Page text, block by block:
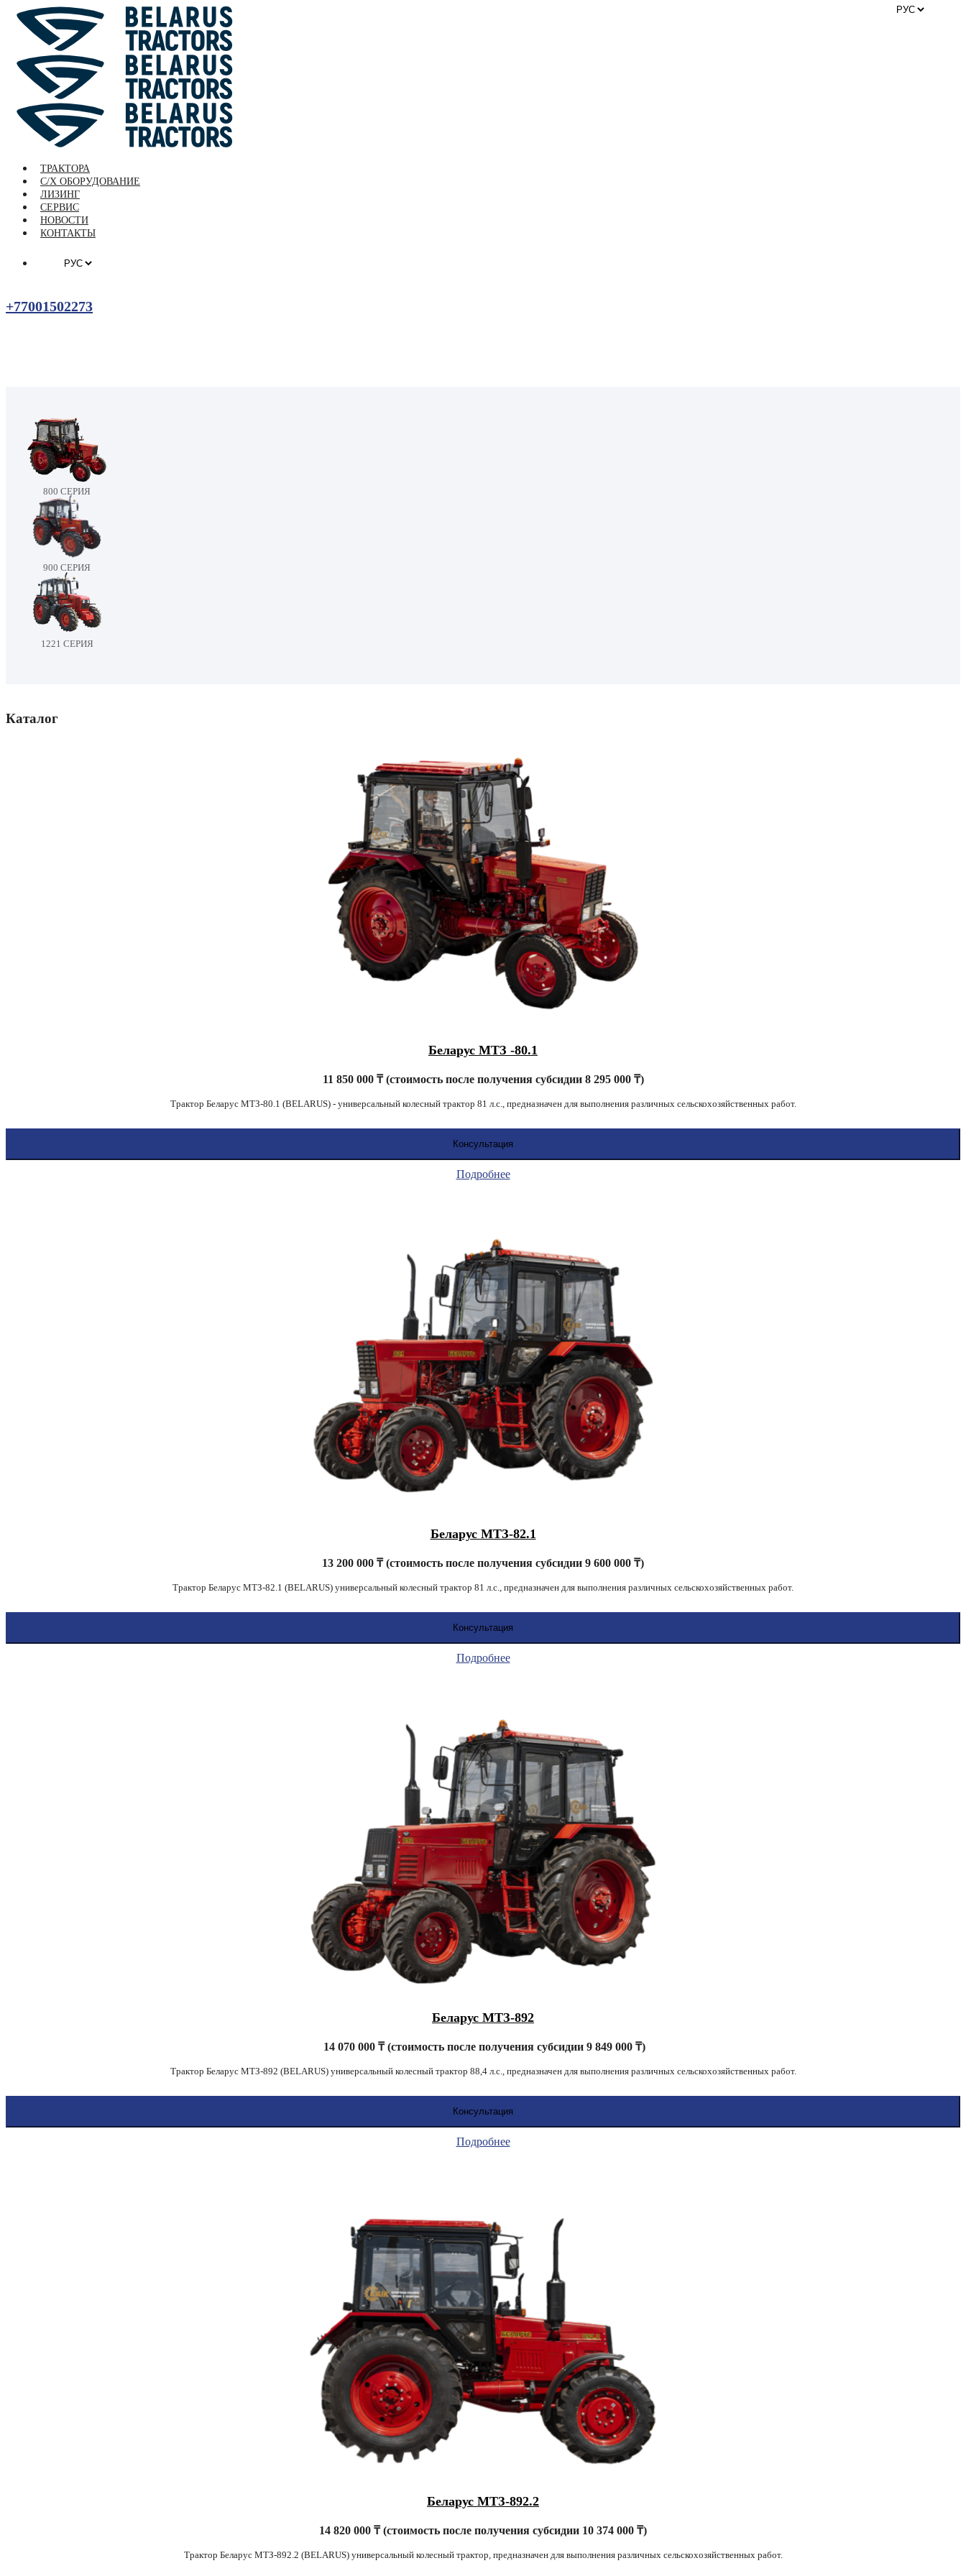
ТРАКТОРА
С/Х ОБОРУДОВАНИЕ
ЛИЗИНГ
СЕРВИС
НОВОСТИ
КОНТАКТЫ
+77001502273
800 СЕРИЯ
900 СЕРИЯ
1221 СЕРИЯ
Каталог
Беларус МТЗ -80.1
11 850 000 ₸ (стоимость после получения субсидии 8 295 000 ₸)
Трактор Беларус МТЗ-80.1 (BELARUS) - универсальный колесный трактор 81 л.с., предназначен для выполнения различных сельскохозяйственных работ.
Консультация
Подробнее
Беларус МТЗ-82.1
13 200 000 ₸ (стоимость после получения субсидии 9 600 000 ₸)
Трактор Беларус МТЗ-82.1 (BELARUS) универсальный колесный трактор 81 л.с., предназначен для выполнения различных сельскохозяйственных работ.
Консультация
Подробнее
Беларус МТЗ-892
14 070 000 ₸ (стоимость после получения субсидии 9 849 000 ₸)
Трактор Беларус МТЗ-892 (BELARUS) универсальный колесный трактор 88,4 л.с., предназначен для выполнения различных сельскохозяйственных работ.
Консультация
Подробнее
Беларус МТЗ-892.2
14 820 000 ₸ (стоимость после получения субсидии 10 374 000 ₸)
Трактор Беларус МТЗ-892.2 (BELARUS) универсальный колесный трактор, предназначен для выполнения различных сельскохозяйственных работ.